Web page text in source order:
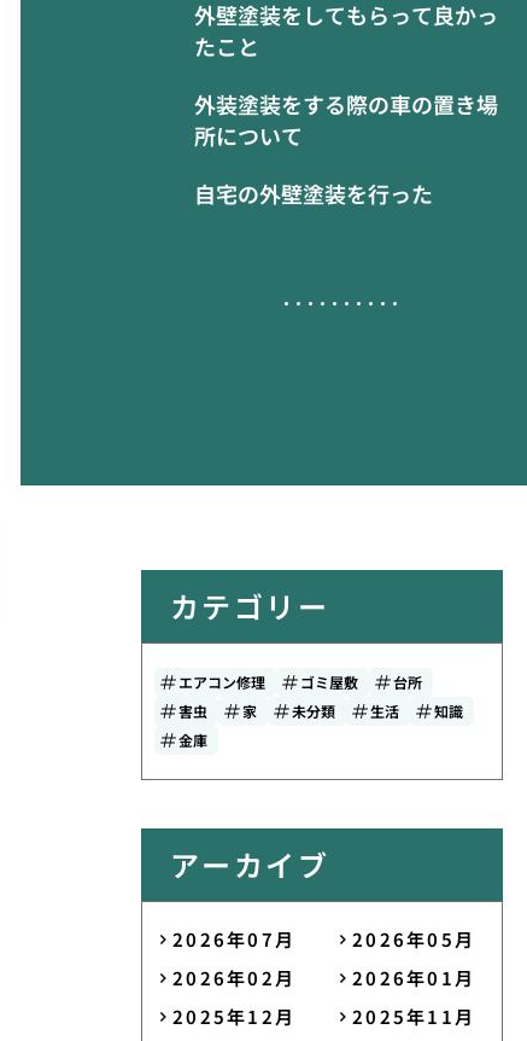
外壁塗装をしてもらって良かっ
たこと
外装塗装をする際の車の置き場
所について
自宅の外壁塗装を行った
カテゴリー
エアコン修理 ゴミ屋敷
台所
害虫
家 未分類 生活
知識
金庫
アーカイブ
2026年07月
2026年05月
2026年02月
2026年01月
2025年12月
2025年11月